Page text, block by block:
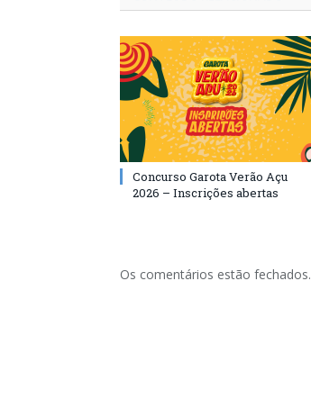
Concurso Garota Verão Açu
2026 – Inscrições abertas
Os comentários estão fechados.